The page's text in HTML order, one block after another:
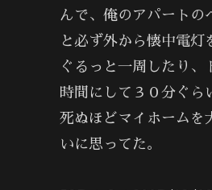
んで、俺のアパートの
と必ず外から懐中電灯
ぐるっと一周したり、
時間にして３０分ぐら
死ぬほどマイホームを
いに思ってた。